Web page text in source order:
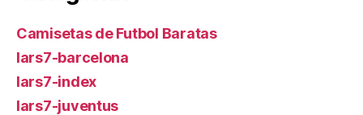
Camisetas de Futbol Baratas
lars7-barcelona
lars7-index
lars7-juventus